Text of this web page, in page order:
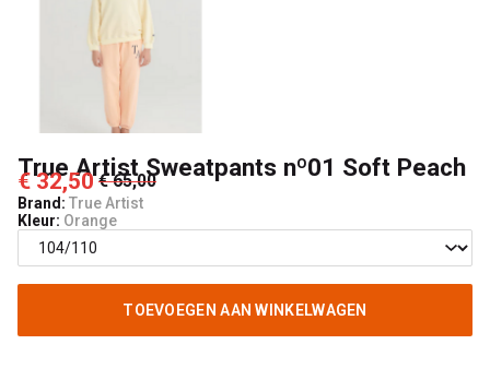
True Artist Sweatpants nº01 Soft Peach
€ 32,50 € 65,00
Brand: True Artist
Kleur: Orange
TOEVOEGEN AAN WINKELWAGEN